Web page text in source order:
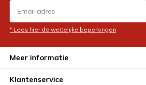
* Lees hier de wettelijke beperkingen
Meer informatie
Klantenservice